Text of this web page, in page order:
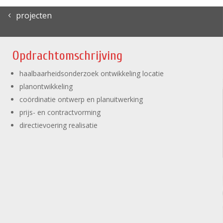
projecten
Opdrachtomschrijving
haalbaarheidsonderzoek ontwikkeling locatie
planontwikkeling
coördinatie ontwerp en planuitwerking
prijs- en contractvorming
directievoering realisatie